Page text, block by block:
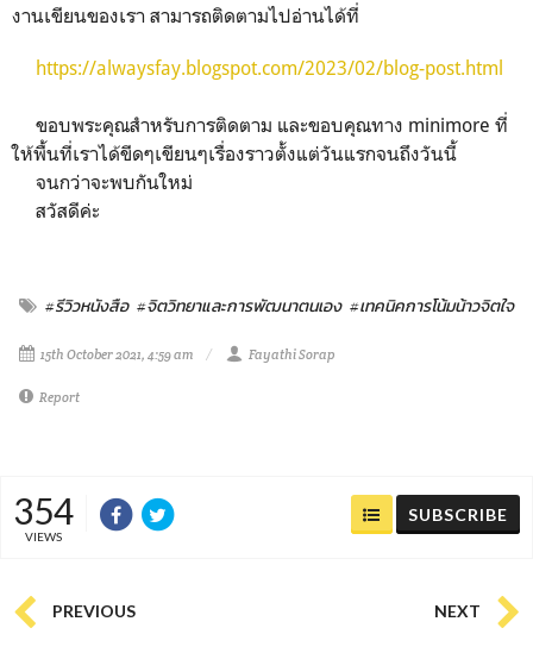
งานเขียนของเรา สามารถติดตามไปอ่านได้ที่
https://alwaysfay.blogspot.com/2023/02/blog-post.html
ขอบพระคุณสำหรับการติดตาม และขอบคุณทาง minimore ที่
ให้พื้นที่เราได้ขีดๆเขียนๆเรื่องราวตั้งแต่วันแรกจนถึงวันนี้
จนกว่าจะพบกันใหม่
สวัสดีค่ะ
#รีวิวหนังสือ #จิตวิทยาและการพัฒนาตนเอง #เทคนิคการโน้มน้าวจิตใจ
15th October 2021, 4:59 am Fayathi Sorap
Report
354
VIEWS
SUBSCRIBE
PREVIOUS NEXT